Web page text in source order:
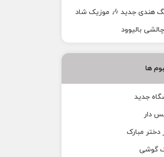
هندی جدید 🎶 موزیک شاد
بالیوود
ها
جدید
دار
دختر مبارک
گوشی